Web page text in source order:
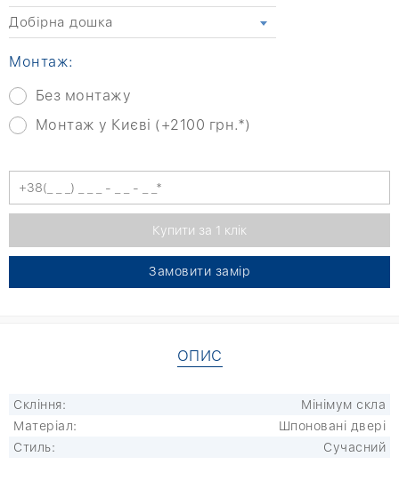
Добірна дошка
Монтаж:
Без монтажу
Монтаж у Києві (+2100 грн.*)
Замовити замір
ОПИС
Скління:
Мінімум скла
Матеріал:
Шпоновані двері
Стиль:
Сучасний